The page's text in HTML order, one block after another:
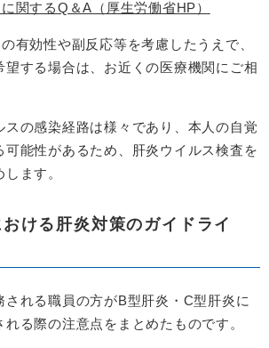
関するQ＆A（厚生労働省HP）
有効性や副反応等を考慮したうえで、
望する場合は、お近くの医療機関にご相
の感染経路は様々であり、本人の自覚
可能性があるため、肝炎ウイルス検査を
ます。
ける肝炎対策のガイドライ
れる職員の方がB型肝炎・C型肝炎に
る際の注意点をまとめたものです。